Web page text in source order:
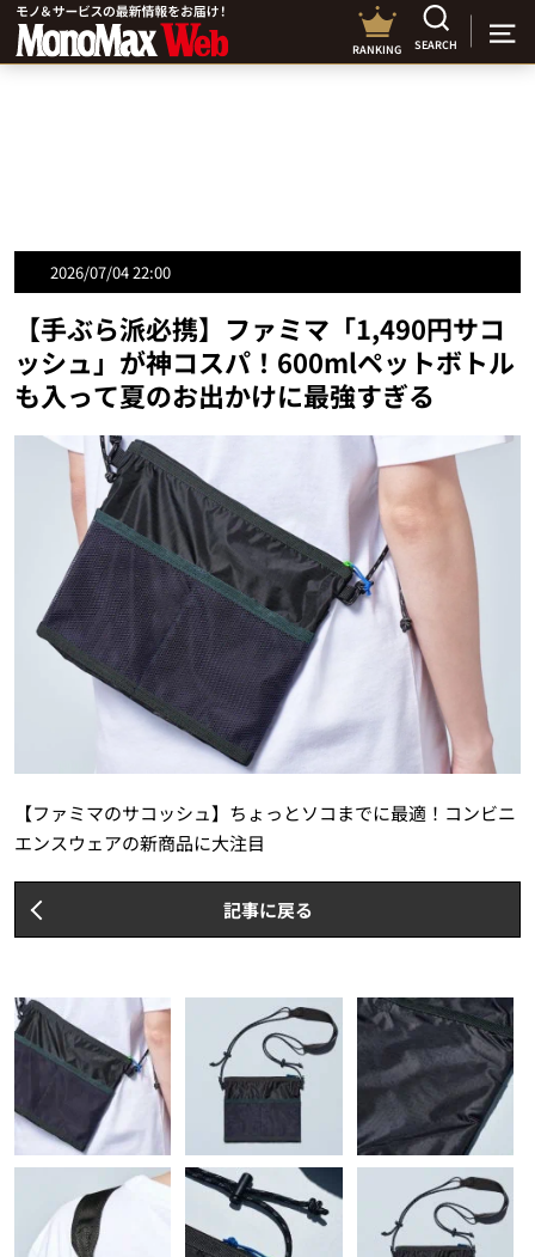
RANKING SEARCH
2026/07/04 22:00
【手ぶら派必携】ファミマ「1,490円サコ
ッシュ」が神コスパ！600mlペットボトル
も入って夏のお出かけに最強すぎる
【ファミマのサコッシュ】ちょっとソコまでに最適！コンビニ
エンスウェアの新商品に大注目
記事に戻る